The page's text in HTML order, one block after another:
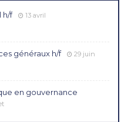
h/f 13 avril
généraux h/f 29 juin
en gouvernance